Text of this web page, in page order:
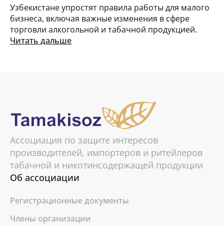
Узбекистане упростят правила работы для малого
бизнеса, включая важные изменения в сфере
торговли алкогольной и табачной продукцией.
Читать дальше
Ассоциация по защите интересов
производителей, импортеров и ритейлеров
табачной и никотинсодержащей продукции
Об ассоциации
Регистрационные документы
Члены организации